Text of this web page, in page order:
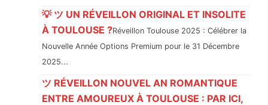
💡 ツ UN RÉVEILLON ORIGINAL ET INSOLITE
À TOULOUSE ?Réveillon Toulouse 2025 : Célébrer la
Nouvelle Année Options Premium pour le 31 Décembre
2025...
ツ RÉVEILLON NOUVEL AN ROMANTIQUE
ENTRE AMOUREUX À TOULOUSE : PAR ICI,